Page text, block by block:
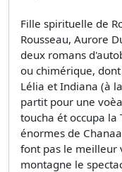
Fille spirituelle de
Rousseau, Aurore
deux romans
ou chimérique,
Lélia et Indiana (à
partit pour une
toucha ét occupa la
énormes de
font pas le meilleur
montagne le